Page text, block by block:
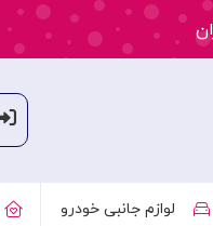
لوازم جانبی خودرو